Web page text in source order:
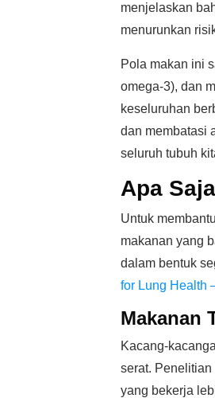
menjelaskan
menurunkan
Pola makan ini
omega-3), dan
keseluruhan
dan membatasi
seluruh tubuh
Apa
Untuk
makanan yang
dalam bentuk
for Lung Health
Makanan
Kacang-
serat.
yang bekerja